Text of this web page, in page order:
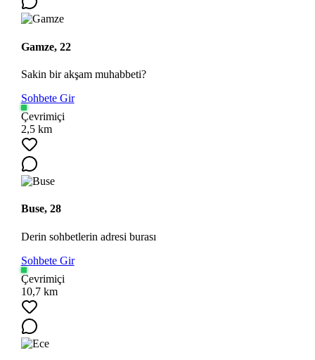
Gamze, 22
Sakin bir akşam muhabbeti?
Sohbete Gir
Çevrimiçi
2,5 km
Buse, 28
Derin sohbetlerin adresi burası
Sohbete Gir
Çevrimiçi
10,7 km